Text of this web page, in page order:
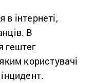
інтернеті,
В
гештег
користувачі